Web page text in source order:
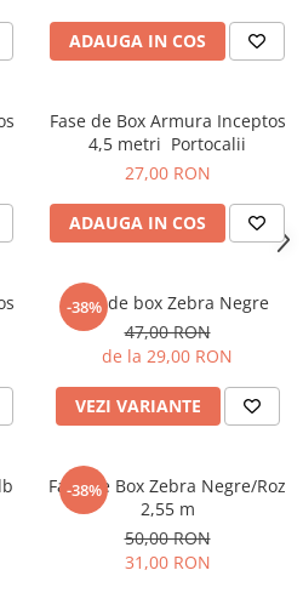
ADAUGA IN COS
Fase de Box Armura Inceptos
4,5 metri Portocalii
27,00 RON
ADAUGA IN COS
-38%
Fase de box Zebra Negre
47,00 RON
de la 29,00 RON
VEZI VARIANTE
-38%
Fase de Box Zebra Negre/Roz
2,55 m
50,00 RON
31,00 RON